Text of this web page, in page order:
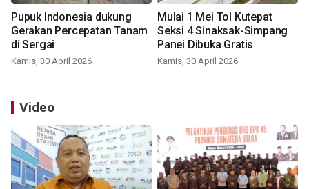
Pupuk Indonesia dukung
Gerakan Percepatan Tanam
di Sergai
Kamis, 30 April 2026
Mulai 1 Mei Tol Kutepat
Seksi 4 Sinaksak-Simpang
Panei Dibuka Gratis
Kamis, 30 April 2026
Video